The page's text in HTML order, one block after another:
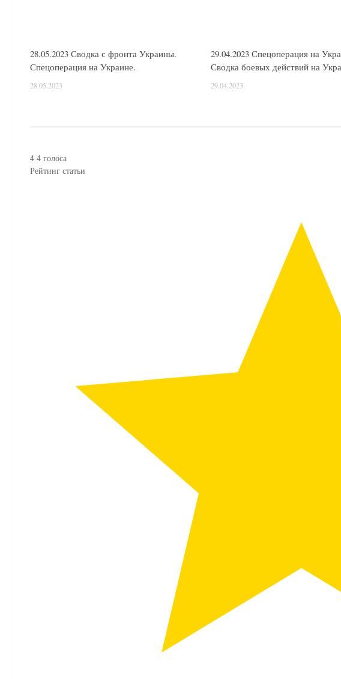
28.05.2023 Сводка с фронта Украины.
Спецоперация на Украине.
28.05.2023
29.04.2023 Спецоперация на
Сводка боевых действий на
29.04.2023
4 4 голоса
Рейтинг статьи